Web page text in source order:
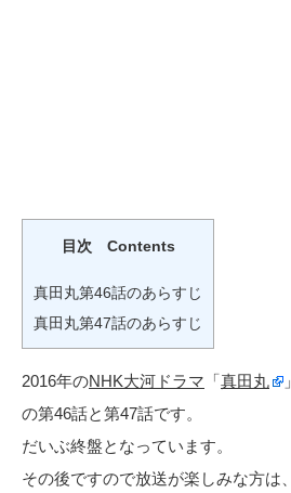
目次 Contents
真田丸第46話のあらすじ
真田丸第47話のあらすじ
2016年のNHK大河ドラマ 「真田丸
の第46話と第47話です。
だいぶ終盤となっています。
その後ですので放送が楽しみな方は